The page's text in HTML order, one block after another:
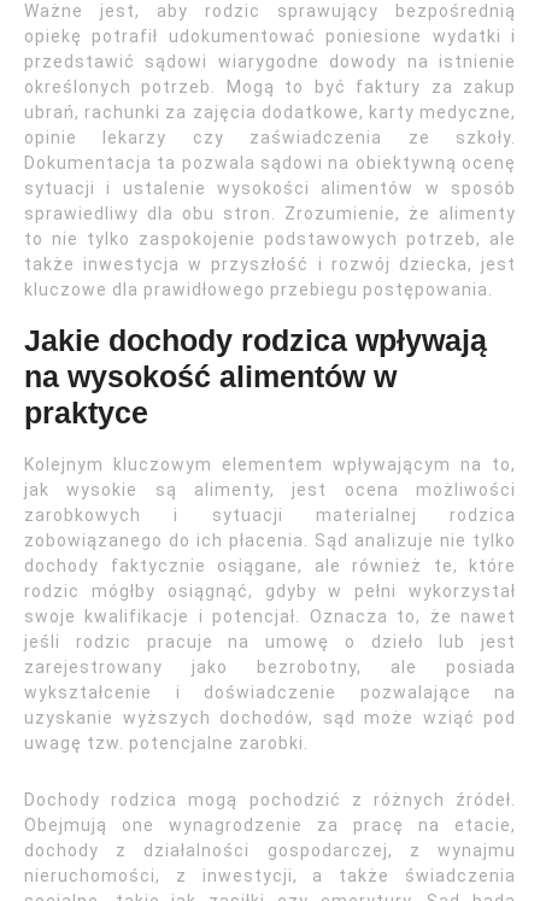
Ważne jest, aby rodzic sprawujący bezpośrednią
opiekę potrafił udokumentować poniesione wydatki i
przedstawić sądowi wiarygodne dowody na istnienie
określonych potrzeb. Mogą to być faktury za zakup
ubrań, rachunki za zajęcia dodatkowe, karty medyczne,
opinie lekarzy czy zaświadczenia ze szkoły.
Dokumentacja ta pozwala sądowi na obiektywną ocenę
sytuacji i ustalenie wysokości alimentów w sposób
sprawiedliwy dla obu stron. Zrozumienie, że alimenty
to nie tylko zaspokojenie podstawowych potrzeb, ale
także inwestycja w przyszłość i rozwój dziecka, jest
kluczowe dla prawidłowego przebiegu postępowania.
Jakie dochody rodzica wpływają
na wysokość alimentów w
praktyce
Kolejnym kluczowym elementem wpływającym na to,
jak wysokie są alimenty, jest ocena możliwości
zarobkowych i sytuacji materialnej rodzica
zobowiązanego do ich płacenia. Sąd analizuje nie tylko
dochody faktycznie osiągane, ale również te, które
rodzic mógłby osiągnąć, gdyby w pełni wykorzystał
swoje kwalifikacje i potencjał. Oznacza to, że nawet
jeśli rodzic pracuje na umowę o dzieło lub jest
zarejestrowany jako bezrobotny, ale posiada
wykształcenie i doświadczenie pozwalające na
uzyskanie wyższych dochodów, sąd może wziąć pod
uwagę tzw. potencjalne zarobki.
Dochody rodzica mogą pochodzić z różnych źródeł.
Obejmują one wynagrodzenie za pracę na etacie,
dochody z działalności gospodarczej, z wynajmu
nieruchomości, z inwestycji, a także świadczenia